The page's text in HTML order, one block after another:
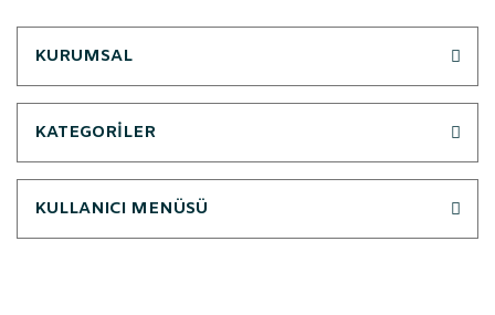
KURUMSAL
KATEGORİLER
KULLANICI MENÜSÜ